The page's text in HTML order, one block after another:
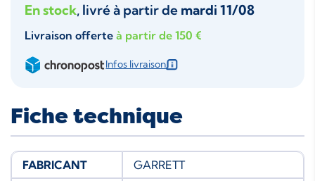
En stock, livré à partir de mardi 11/08
Livraison offerte à partir de 150 €
Infos livraison
Fiche technique
FABRICANT
GARRETT